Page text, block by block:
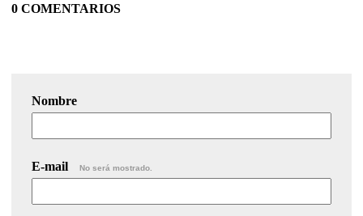
0 COMENTARIOS
Nombre
E-mail No será mostrado.